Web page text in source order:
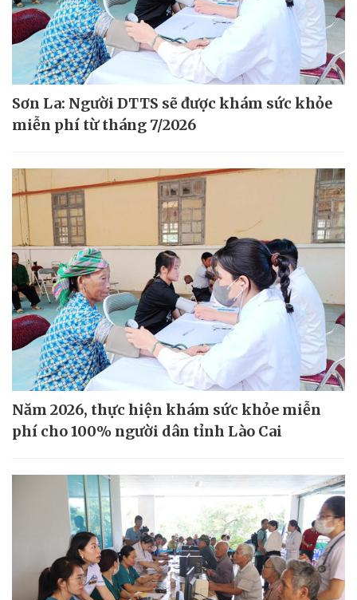
Sơn La: Người DTTS sẽ được khám sức khỏe
miễn phí từ tháng 7/2026
Năm 2026, thực hiện khám sức khỏe miễn
phí cho 100% người dân tỉnh Lào Cai